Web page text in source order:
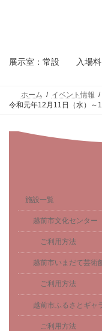
展示室：常設 入場
ホーム イベント情報
令和元年12月11日（水）
施設一覧
越前市文化センター
ご利用方法
越前市いまだて芸術
ご利用方法
越前市ふるさとギャ
ご利用方法